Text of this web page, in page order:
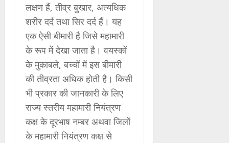
लक्षण हैं, तीव्र बुखार, अत्यधिक
शरीर दर्द तथा सिर दर्द हैं। यह
एक ऐसी बीमारी है जिसे महामारी
के रूप में देखा जाता है। वयस्कों
के मुकाबले, बच्चों में इस बीमारी
की तीव्रता अधिक होती है। किसी
भी प्रकार की जानकारी के लिए
राज्य स्तरीय महामारी नियंत्रण
कक्ष के दूरभाष नम्बर अथवा जिलों
के महामारी नियंत्रण कक्ष से